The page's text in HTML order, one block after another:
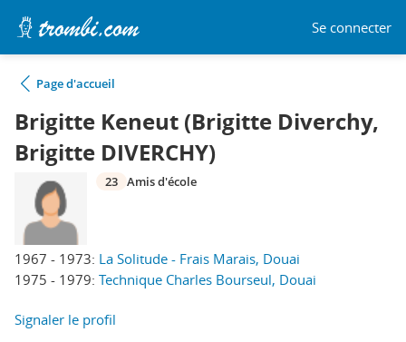
Se connecter
Page d'accueil
Brigitte Keneut (Brigitte Diverchy,
Brigitte DIVERCHY)
1967 - 1973: La Solitude - Frais Marais, Douai
1975 - 1979: Technique Charles Bourseul, Douai
23 Amis d'école
Signaler le profil